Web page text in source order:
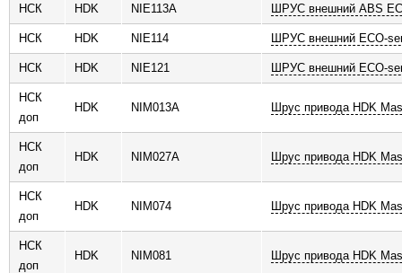
НСК HDK NIE113A ШРУС внешний ABS
НСК HDK NIE114 ШРУС внешний ECO-
НСК HDK NIE121 ШРУС внешний ECO-
НСК
доп
HDK NIM013A Шрус привода HDK
НСК
доп
HDK NIM027A Шрус привода HDK
НСК
доп
HDK NIM074 Шрус привода HDK
НСК
доп
HDK NIM081 Шрус привода HDK